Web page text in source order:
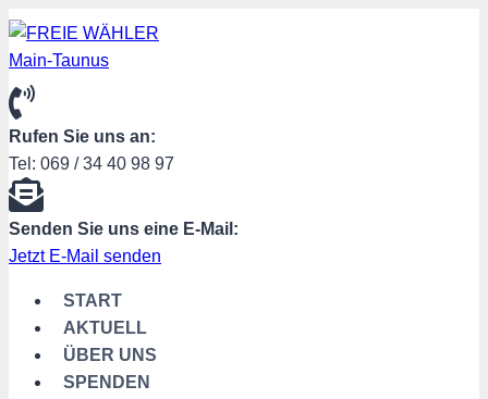
Zum
Rufen Sie uns an:
Tel: 069 / 34 40 98 97
Senden Sie uns eine E-Mail:
Jetzt E-Mail senden
START
AKTUELL
ÜBER UNS
SPENDEN